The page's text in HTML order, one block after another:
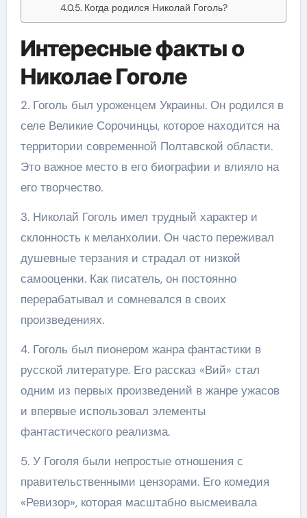
Когда родился Николай Гоголь?
Интересные факты о
Николае Гоголе
2. Гоголь был уроженцем Украины. Он родился в
селе Великие Сорочинцы, которое находится на
территории современной Полтавской области.
Это важное место в его биографии и влияло на
его творчество.
3. Николай Гоголь имел трудный характер и
склонность к меланхолии. Он часто переживал
душевные терзания и страдал от низкой
самооценки. Как писатель, он постоянно
перерабатывал и сомневался в своих
произведениях.
4. Гоголь был пионером жанра фантастики в
русской литературе. Его рассказ «Вий» стал
одним из первых произведений в жанре ужасов
и впервые использовал элементы
фантастического реализма.
5. У Гоголя были непростые отношения с
правительственными цензорами. Его комедия
«Ревизор», которая масштабно высмеивала